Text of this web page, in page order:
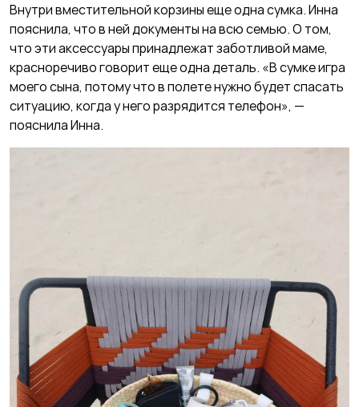
Внутри вместительной корзины еще одна сумка. Инна
пояснила, что в ней документы на всю семью. О том,
что эти аксессуары принадлежат заботливой маме,
красноречиво говорит еще одна деталь. «В сумке игра
моего сына, потому что в полете нужно будет спасать
ситуацию, когда у него разрядится телефон», —
пояснила Инна.